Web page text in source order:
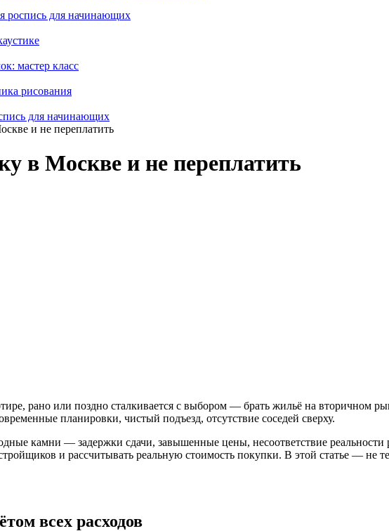
роспись для начинающих
мастер класс
рисования
для начинающих
и не переплатить
в Москве и не переплатить
рано или поздно сталкивается с выбором — брать жильё на вторичном
планировки, чистый подъезд, отсутствие соседей сверху.
камни — задержки сдачи, завышенные цены, несоответствие
и рассчитывать реальную стоимость покупки. В этой статье — не
всех расходов